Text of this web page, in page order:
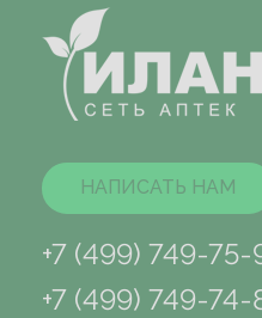
НАПИСАТЬ НАМ
+7 (499) 749-75-
+7 (499) 749-74-